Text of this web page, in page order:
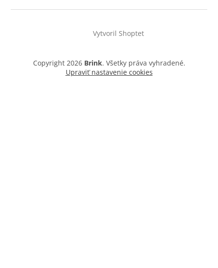
Vytvoril Shoptet
Copyright 2026 Brink. Všetky práva vyhradené.
Upraviť nastavenie cookies